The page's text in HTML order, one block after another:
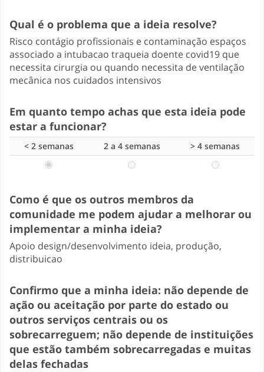
Qual é o problema que a ideia resolve?
Risco contágio profissionais e contaminação espaços
associado a intubacao traqueia doente covid19 que
necessita cirurgia ou quando necessita de ventilação
mecânica nos cuidados intensivos
Em quanto tempo achas que esta ideia pode
estar a funcionar?
< 2 semanas 2 a 4 semanas > 4 semanas
Como é que os outros membros da
comunidade me podem ajudar a melhorar ou
implementar a minha ideia?
Apoio design/desenvolvimento ideia, produção,
distribuicao
Confirmo que a minha ideia: não depende de
ação ou aceitação por parte do estado ou
outros serviços centrais ou os
sobrecarreguem; não depende de instituições
que estão também sobrecarregadas e muitas
delas fechadas